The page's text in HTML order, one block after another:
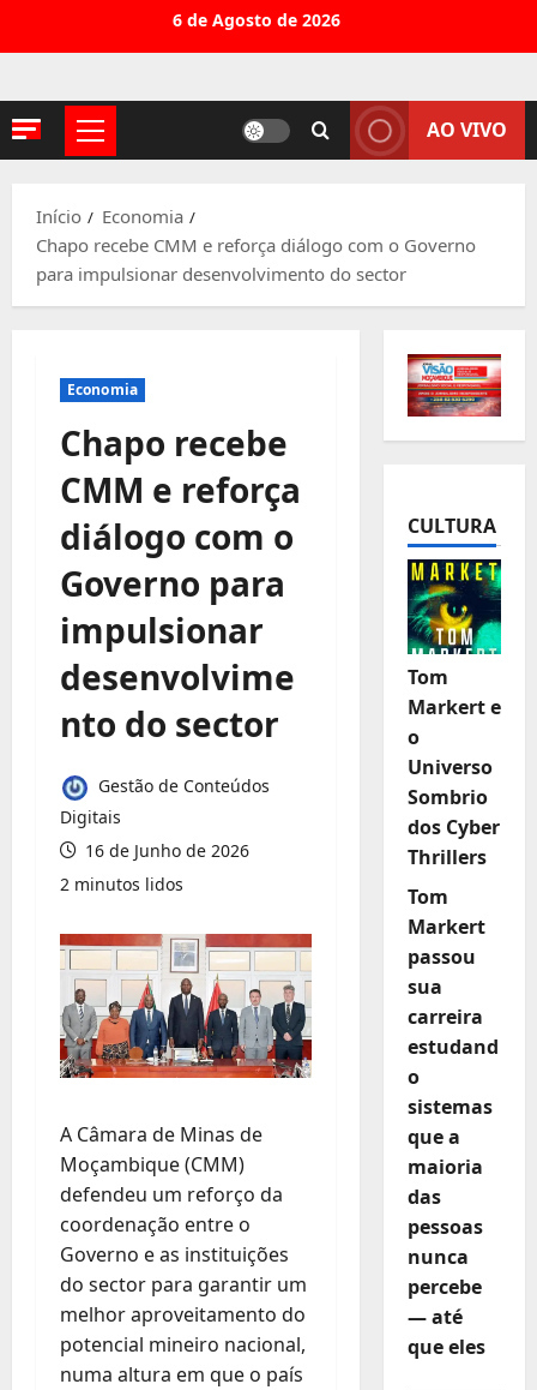
conteúdo
6 de Agosto de 2026
Menu
AO VIVO
Início
Economia
Chapo recebe CMM e reforça diálogo com o Governo
para impulsionar desenvolvimento do sector
Economia
Chapo recebe
CMM e reforça
diálogo com o
Governo para
impulsionar
desenvolvime
nto do sector
Gestão de Conteúdos
Digitais
16 de Junho de 2026
2 minutos lidos
A Câmara de Minas de
Moçambique (CMM)
defendeu um reforço da
coordenação entre o
Governo e as instituições
do sector para garantir um
melhor aproveitamento do
potencial mineiro nacional,
numa altura em que o país
CULTURA
Tom
Markert e
o
Universo
Sombrio
dos Cyber
Thrillers
Tom
Markert
passou
sua
carreira
estudand
o
sistemas
que a
maioria
das
pessoas
nunca
percebe
— até
que eles